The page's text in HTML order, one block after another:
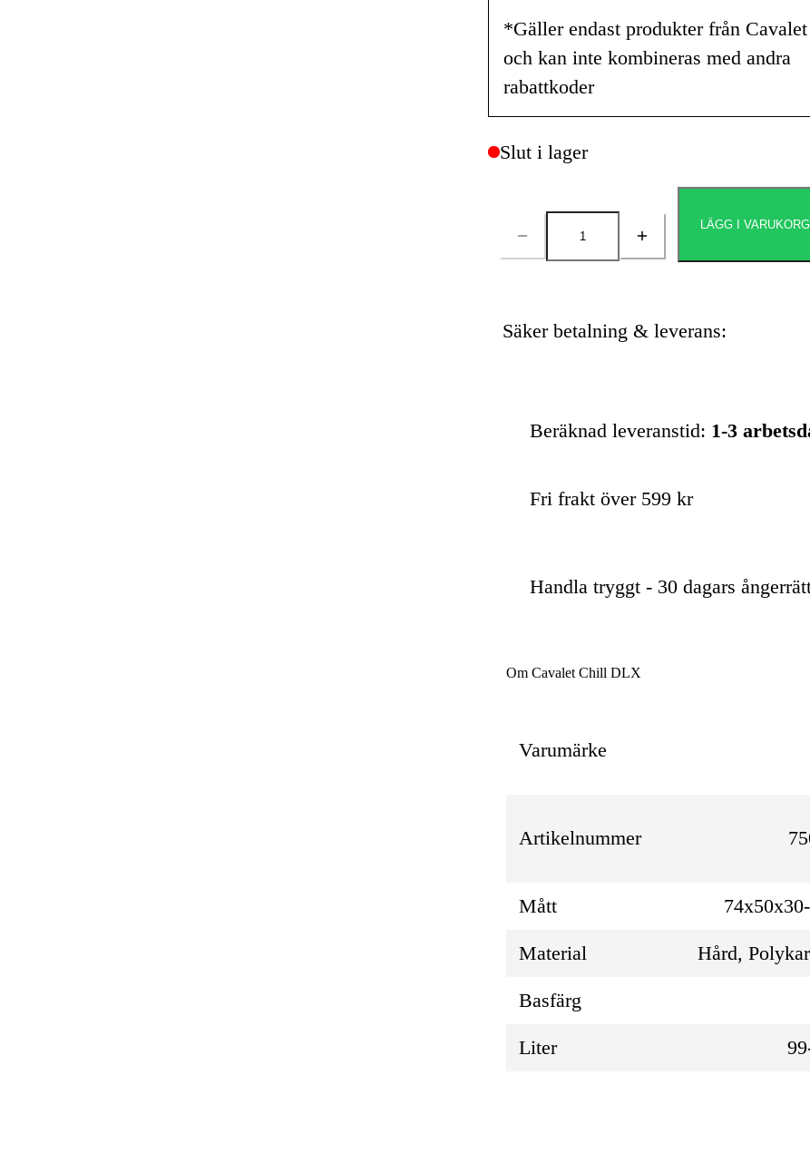
*Gäller endast produkter från Cavalet
och kan inte kombineras med andra
rabattkoder
Slut i lager
Antal
LÄGG I
Säker betalning & leverans:
Beräknad leveranstid: 1-3
Fri frakt över 599 kr
Handla tryggt - 30 dagars
Om Cavalet Chill DLX
Varumärke
Artikelnummer
Mått
Material Hård,
Basfärg
Liter